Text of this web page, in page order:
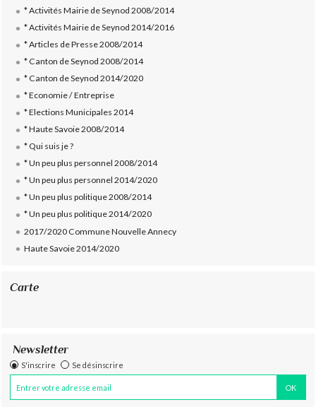
* Activités Mairie de Seynod 2008/2014
* Activités Mairie de Seynod 2014/2016
* Articles de Presse 2008/2014
* Canton de Seynod 2008/2014
* Canton de Seynod 2014/2020
* Economie / Entreprise
* Elections Municipales 2014
* Haute Savoie 2008/2014
* Qui suis je ?
* Un peu plus personnel 2008/2014
* Un peu plus personnel 2014/2020
* Un peu plus politique 2008/2014
* Un peu plus politique 2014/2020
2017/2020 Commune Nouvelle Annecy
Haute Savoie 2014/2020
Carte
Newsletter
S'inscrire Se désinscrire